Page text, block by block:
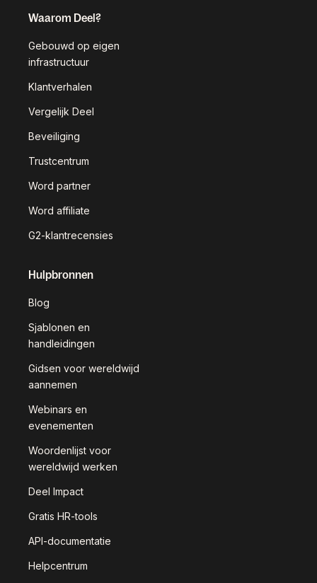
Waarom Deel?
Gebouwd op eigen
infrastructuur
Klantverhalen
Vergelijk Deel
Beveiliging
Trustcentrum
Word partner
Word affiliate
G2-klantrecensies
Hulpbronnen
Blog
Sjablonen en
handleidingen
Gidsen voor wereldwijd
aannemen
Webinars en
evenementen
Woordenlijst voor
wereldwijd werken
Deel Impact
Gratis HR-tools
API-documentatie
Helpcentrum